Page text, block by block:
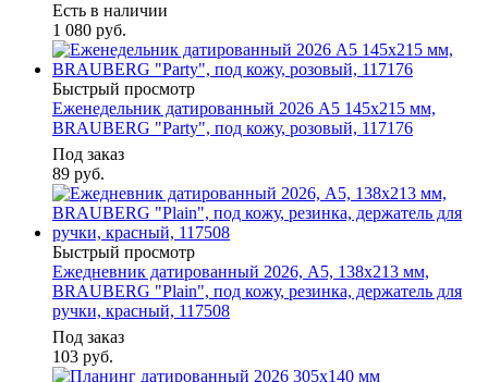
Есть в наличии
1 080 руб.
Быстрый просмотр
Еженедельник датированный 2026 А5 145х215 мм,
BRAUBERG "Party", под кожу, розовый, 117176
Под заказ
89 руб.
Быстрый просмотр
Ежедневник датированный 2026, А5, 138х213 мм,
BRAUBERG "Plain", под кожу, резинка, держатель для
ручки, красный, 117508
Под заказ
103 руб.